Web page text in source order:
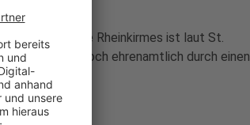
Die Rheinkirmes ist laut St.
das noch ehrenamtlich durch einen